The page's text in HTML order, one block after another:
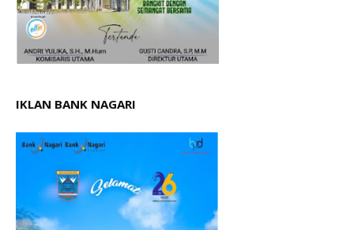
IKLAN BANK NAGARI